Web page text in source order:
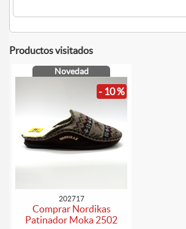
Productos visitados
Novedad
- 10 %
202717
Comprar Nordikas
Patinador Moka 2502